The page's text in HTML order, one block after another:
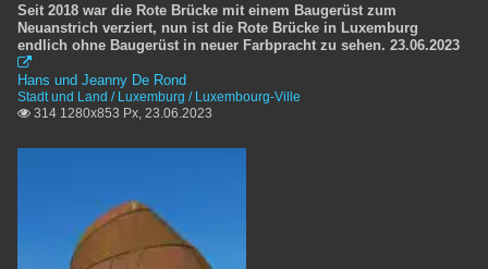
Seit 2018 war die Rote Brücke mit einem Baugerüst zum
Neuanstrich verziert, nun ist die Rote Brücke in Luxemburg
endlich ohne Baugerüst in neuer Farbpracht zu sehen. 23.06.2023

Hans und Jeanny De Rond
Stadt und Land / Luxemburg / Luxembourg-Ville
 314 1280x853 Px, 23.06.2023